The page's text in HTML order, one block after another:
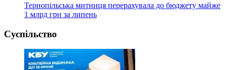
Тернопільська митниця перерахувала до бюджету майже
1 млрд грн за липень
Суспільство